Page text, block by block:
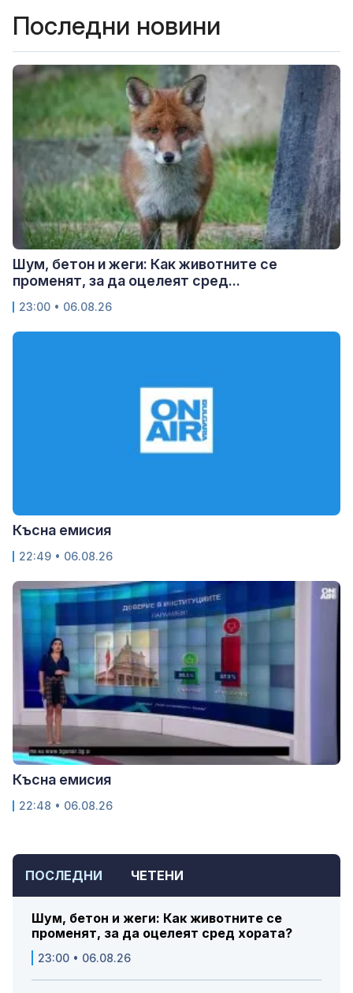
ПОСЛЕДНИ ЧЕТЕНИ
Шум, бетон и жеги: Как животните се
променят, за да оцелеят сред хората?
23:00 • 06.08.26
Последни новини
Шум, бетон и жеги: Как животните се
променят, за да оцелеят сред...
23:00 • 06.08.26
Късна емисия
22:49 • 06.08.26
Късна емисия
22:48 • 06.08.26